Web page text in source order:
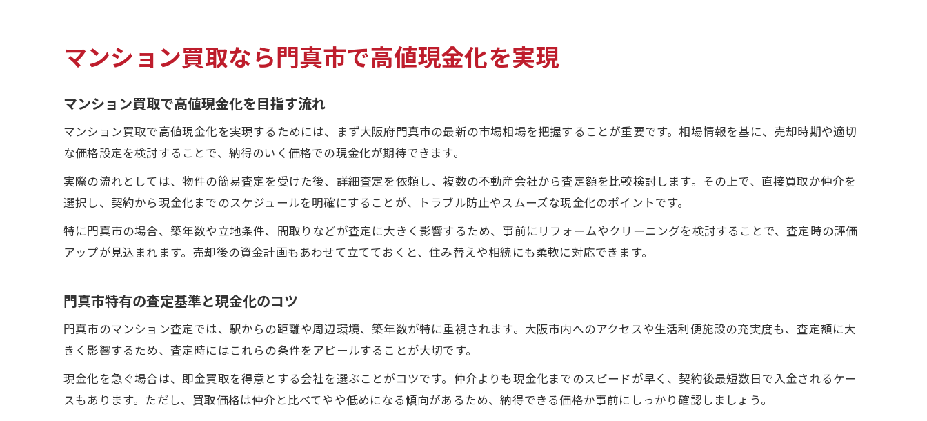
マンション買取なら門真市で高値現金化を実現
マンション買取で高値現金化を目指す流れ
マンション買取で高値現金化を実現するためには、まず大阪府門真市の最新の市場相場を把握することが重要です。相場情報を基に、売却時期や適切
な価格設定を検討することで、納得のいく価格での現金化が期待できます。
実際の流れとしては、物件の簡易査定を受けた後、詳細査定を依頼し、複数の不動産会社から査定額を比較検討します。その上で、直接買取か仲介を
選択し、契約から現金化までのスケジュールを明確にすることが、トラブル防止やスムーズな現金化のポイントです。
特に門真市の場合、築年数や立地条件、間取りなどが査定に大きく影響するため、事前にリフォームやクリーニングを検討することで、査定時の評価
アップが見込まれます。売却後の資金計画もあわせて立てておくと、住み替えや相続にも柔軟に対応できます。
門真市特有の査定基準と現金化のコツ
門真市のマンション査定では、駅からの距離や周辺環境、築年数が特に重視されます。大阪市内へのアクセスや生活利便施設の充実度も、査定額に大
きく影響するため、査定時にはこれらの条件をアピールすることが大切です。
現金化を急ぐ場合は、即金買取を得意とする会社を選ぶことがコツです。仲介よりも現金化までのスピードが早く、契約後最短数日で入金されるケー
スもあります。ただし、買取価格は仲介と比べてやや低めになる傾向があるため、納得できる価格か事前にしっかり確認しましょう。